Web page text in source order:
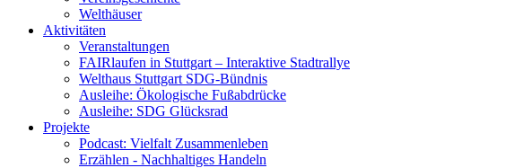
Welthäuser
Aktivitäten
Veranstaltungen
FAIRlaufen in Stuttgart – Interaktive Stadtrallye
Welthaus Stuttgart SDG-Bündnis
Ausleihe: Ökologische Fußabdrücke
Ausleihe: SDG Glücksrad
Projekte
Podcast: Vielfalt Zusammenleben
Erzählen - Nachhaltiges Handeln